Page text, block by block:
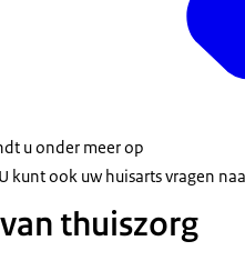
u onder meer op
kunt ook uw huisarts vragen
thuiszorg